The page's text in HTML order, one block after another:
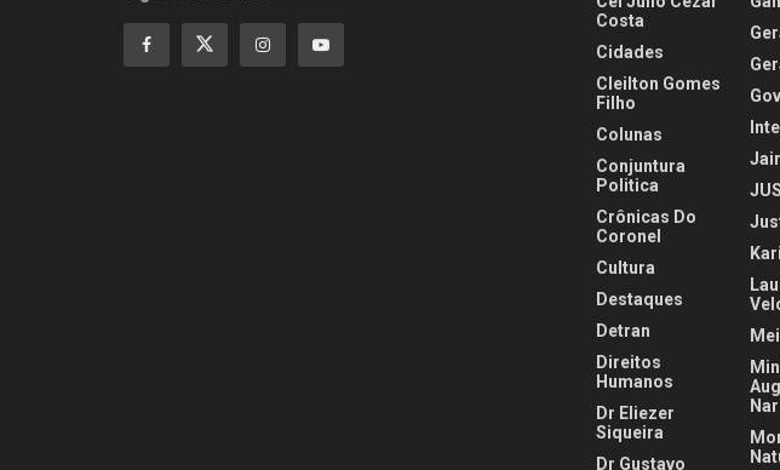
Costa
Cidades
Cleilton Gomes
Filho
Colunas
Conjuntura
Politica
Crônicas Do
Coronel
Cultura
Destaques
Detran
Direitos
Humanos
Dr Eliezer
Siqueira
Dr Gustavo